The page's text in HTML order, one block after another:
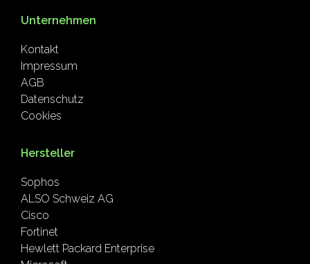
Unternehmen
Kontakt
Impressum
AGB
Datenschutz
Cookies
Hersteller
Sophos
ALSO Schweiz AG
Cisco
Fortinet
Hewlett Packard Enterprise